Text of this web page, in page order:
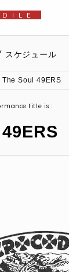
スケジュール
The Soul 49ERS
title is :